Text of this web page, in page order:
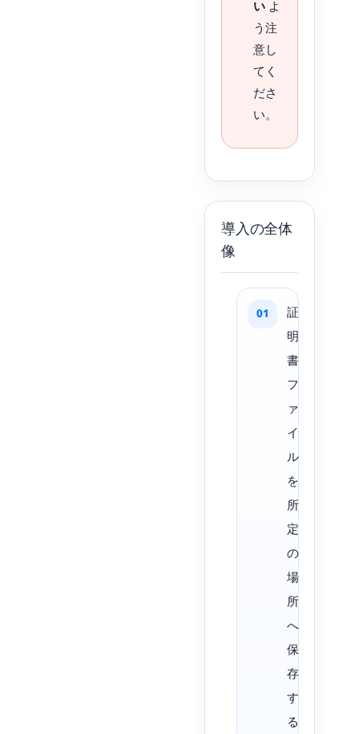
いよ
う注
意し
てく
ださ
い。
導入の全体
像
証
明
書
フ
ァ
イ
ル
を
所
定
の
場
所
へ
保
存
す
る